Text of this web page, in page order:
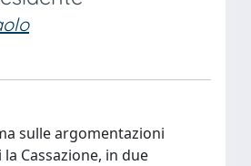
sulle argomentazioni
Cassazione, in due